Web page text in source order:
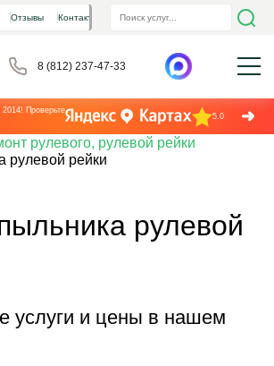
Отзывы Контакты
8 (812) 237-47-33
2014! Проверьте
5.0
рулевого, рулевой рейки
рулевой рейки
рулевой
услуги и цены в нашем